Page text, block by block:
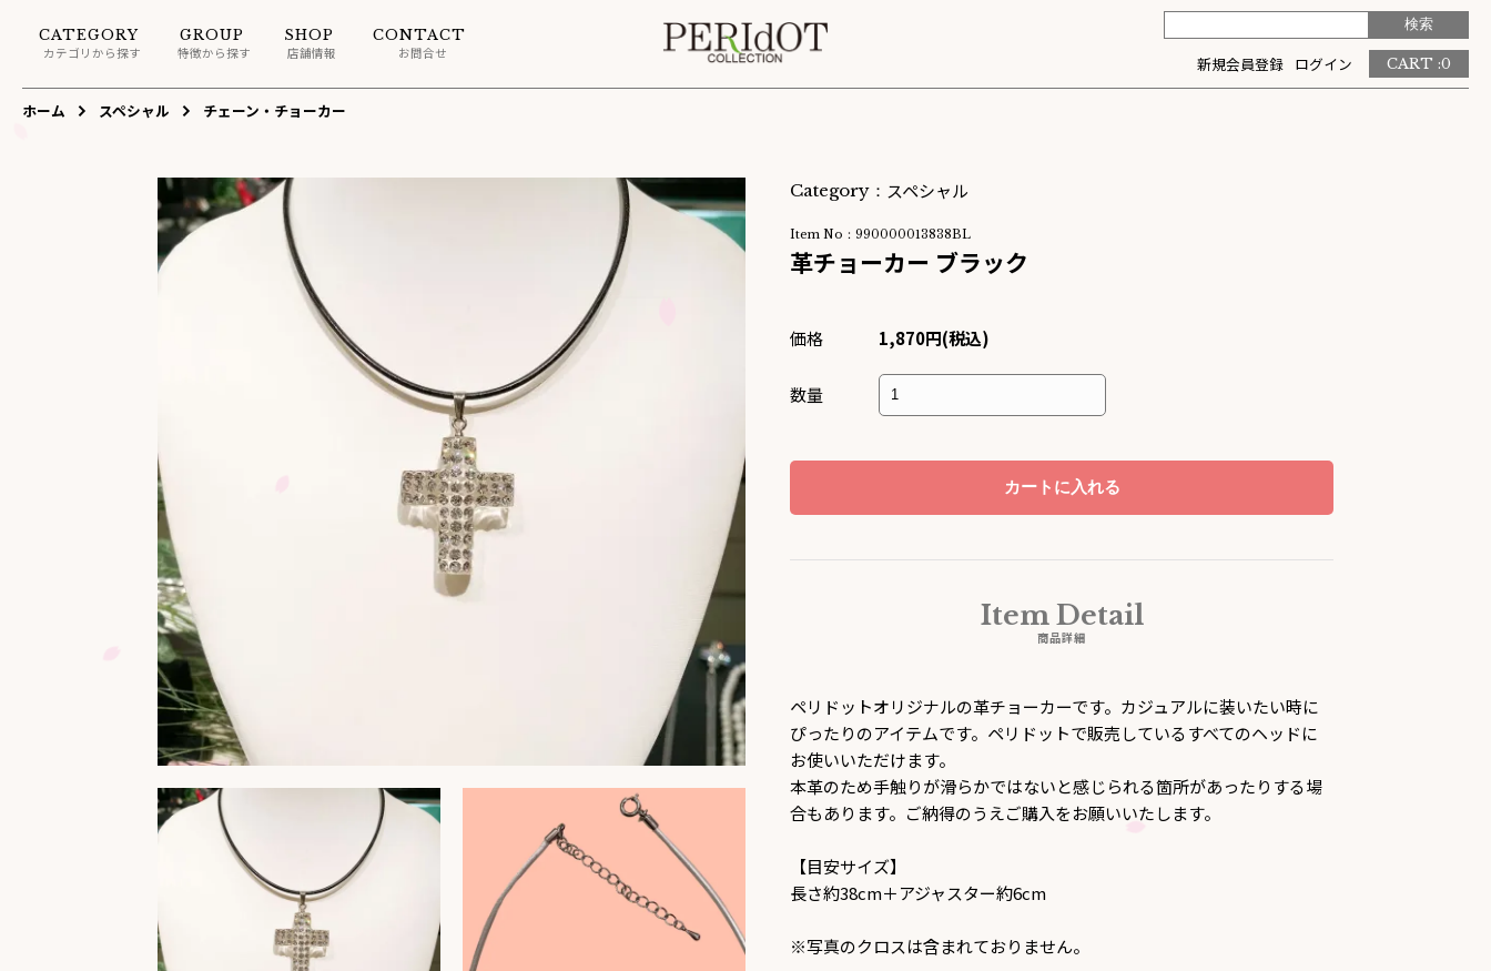
CART :0
新規会員登録 ログイン
CATEGORY
カテゴリから探す
GROUP
特徴から探す
SHOP
店舗情報
CONTACT
お問合せ
ホーム スペシャル チェーン・チョーカー
Category： スペシャル
Item No：990000013838BL
革チョーカー ブラック
価格 1,870円(税込)
数量
Item Detail
商品詳細
ペリドットオリジナルの革チョーカーです。カジュアルに装いたい時に
ぴったりのアイテムです。ペリドットで販売しているすべてのヘッドに
お使いいただけます。
本革のため手触りが滑らかではないと感じられる箇所があったりする場
合もあります。ご納得のうえご購入をお願いいたします。
【目安サイズ】
長さ約38cm＋アジャスター約6cm
※写真のクロスは含まれておりません。